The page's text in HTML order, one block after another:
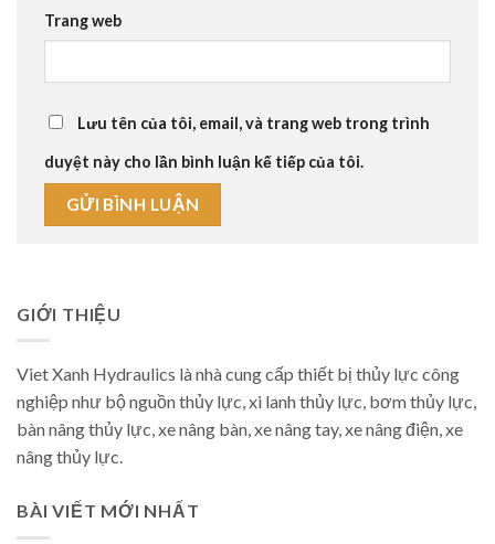
Trang web
Lưu tên của tôi, email, và trang web trong trình
duyệt này cho lần bình luận kế tiếp của tôi.
GIỚI THIỆU
Viet Xanh Hydraulics là nhà cung cấp thiết bị thủy lực công
nghiệp như bộ nguồn thủy lực, xi lanh thủy lực, bơm thủy lực,
bàn nâng thủy lực, xe nâng bàn, xe nâng tay, xe nâng điện, xe
nâng thủy lực.
BÀI VIẾT MỚI NHẤT